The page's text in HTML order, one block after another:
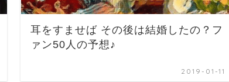
耳をすませば その後は結婚したの？フ
ァン50人の予想♪
2019-01-11